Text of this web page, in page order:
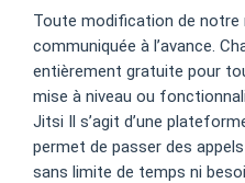
Toute modification de
communiquée à l’avance.
entièrement gratuite pour
mise à niveau ou
Jitsi Il s’agit d’une
permet de passer des
sans limite de temps ni